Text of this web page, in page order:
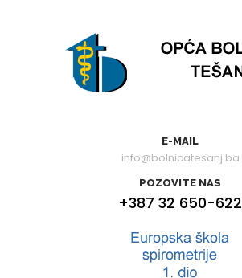
E-MAIL
info@bolnicatesanj.ba
POZOVITE NAS
+387 32 650-622